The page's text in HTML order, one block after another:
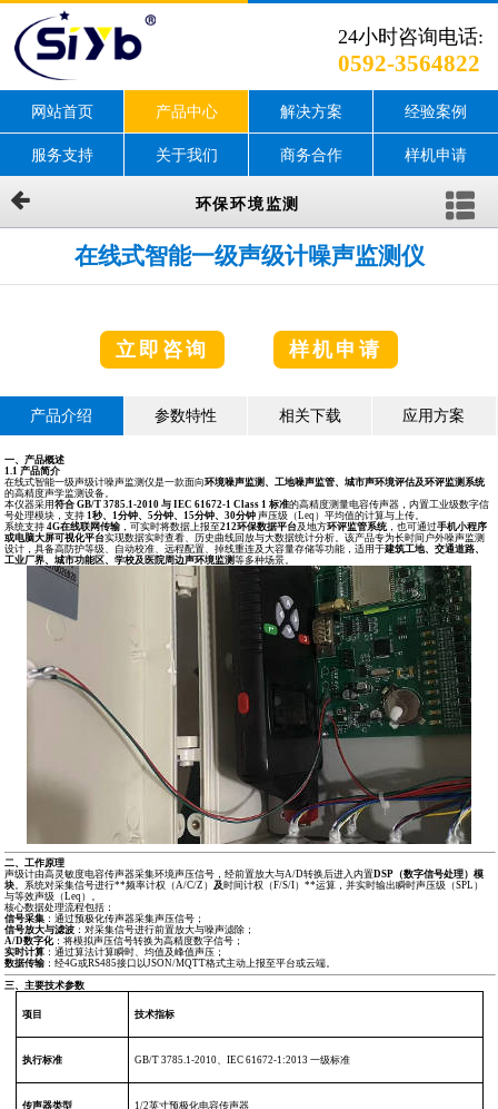
24小时咨询电话:
0592-3564822
网站首页 产品中心 解决方案 经验案例
服务支持 关于我们 商务合作 样机申请
环保环境监测
在线式智能一级声级计噪声监测仪
立即咨询 样机申请
产品介绍 参数特性 相关下载 应用方案
一、产品概述
1.1产品简介
在线式智能一级声级计噪声监测仪是一款面向环境噪声监测、工地噪声监管、城市声环境评估及环评监测系统
的高精度声学监测设备。
本仪器采用符合 GB/T 3785.1-2010 与 IEC 61672-1 Class 1 标准的高精度测量电容传声器，内置工业级数字信
号处理模块，支持1秒、1分钟、5分钟、15分钟、30分钟 声压级（Leq）平均值的计算与上传。
系统支持4G在线联网传输 ，可实时将数据上报至212环保数据平台及地方环评监管系统 ，也可通过手机小程序
或电脑大屏可视化平台实现数据实时查看、历史曲线回放与大数据统计分析。该产品专为长时间户外噪声监测
设计，具备高防护等级、自动校准、远程配置、掉线重连及大容量存储等功能，适用于建筑工地、交通道路、
工业厂界、城市功能区、学校及医院周边声环境监测等多种场景。
二、工作原理
声级计由高灵敏度电容传声器采集环境声压信号，经前置放大与A/D转换后进入内置DSP（数字信号处理）模
块。系统对采集信号进行**频率计权（A/C/Z）及时间计权（F/S/I）**运算，并实时输出瞬时声压级（SPL）
与等效声级（Leq）。
核心数据处理流程包括：
信号采集 ：通过预极化传声器采集声压信号；
信号放大与滤波 ：对采集信号进行前置放大与噪声滤除；
A/D数字化：将模拟声压信号转换为高精度数字信号；
实时计算 ：通过算法计算瞬时、均值及峰值声压；
数据传输 ：经4G或RS485接口以JSON/MQTT格式主动上报至平台或云端。
三、主要技术参数
项目 技术指标
执行标准 GB/T 3785.1-2010、IEC 61672-1:2013 一级标准
传声器类型 1/2英寸预极化电容传声器